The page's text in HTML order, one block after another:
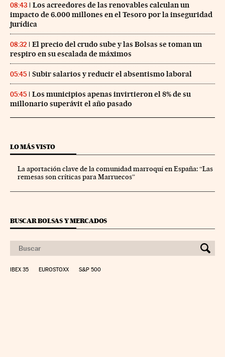
08:43
Los acreedores de las renovables calculan un
impacto de 6.000 millones en el Tesoro por la inseguridad
jurídica
08:32
El precio del crudo sube y las Bolsas se toman un
respiro en su escalada de máximos
05:45 Subir salarios y reducir el absentismo laboral
05:45
Los municipios apenas invirtieron el 8% de su
millonario superávit el año pasado
LO MÁS VISTO
La aportación clave de la comunidad marroquí en España: “Las
remesas son críticas para Marruecos”
BUSCAR BOLSAS Y MERCADOS
IBEX 35 EUROSTOXX S&P 500